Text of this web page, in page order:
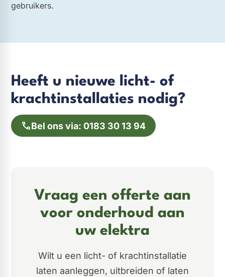
gebruikers.
Heeft u nieuwe licht- of
krachtinstallaties nodig?
Bel ons via: 0183 30 13 94
Vraag een offerte aan
voor onderhoud aan
uw elektra
Wilt u een licht- of krachtinstallatie
laten aanleggen, uitbreiden of laten